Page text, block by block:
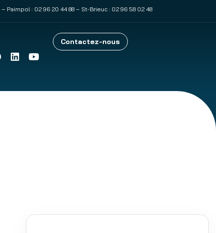
– Paimpol : 02 96 20 44 88 – St-Brieuc : 02 96 58 02 48
Contactez-nous